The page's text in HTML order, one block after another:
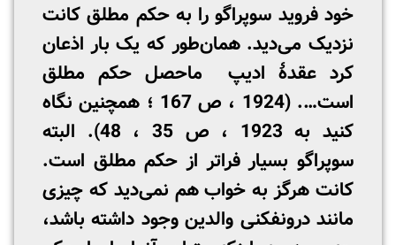
خود فروید سوپراگو را به حکم مطلق کانت
نزدیک می‌دید. همان‌طور که یک بار اذعان
کرد عقدۀ ادیپ ماحصل حکم مطلق
است…. (1924 ، ص 167 ؛ همچنین نگاه
کنید به 1923 ، ص 35 ، 48). البته
سوپراگو بسیار فراتر از حکم مطلق است.
کانت هرگز به خواب هم نمی‌دید که چیزی
مانند درون­فکنی والدین وجود داشته باشد،